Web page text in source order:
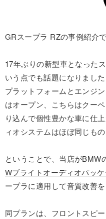
GRスープラ RZの事例紹介で
17年ぶりの新型車となった
いう点でも話題になりました
プラットフォームとエンジ
はオープン、こちらはクー
り込んで個性豊かな車に仕
ィオシステムはほぼ同じもの
ということで、当店がBMW
Wブライトオーディオパッ
ープラに適用して音質改善
同プランは、フロントスピ